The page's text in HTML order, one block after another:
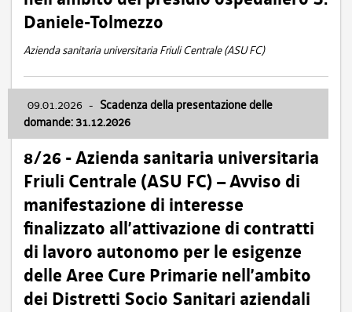
Daniele-Tolmezzo
Azienda sanitaria universitaria Friuli Centrale (ASU FC)
09.01.2026 - Scadenza della presentazione delle
domande: 31.12.2026
8/26 - Azienda sanitaria universitaria
Friuli Centrale (ASU FC) – Avviso di
manifestazione di interesse
finalizzato all’attivazione di contratti
di lavoro autonomo per le esigenze
delle Aree Cure Primarie nell’ambito
dei Distretti Socio Sanitari aziendali